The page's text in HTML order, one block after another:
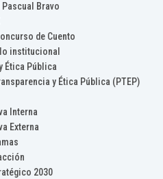
Bravo
de Cuento
institucional
Ética Pública
y Ética Pública (PTEP)
Interna
Externa
2030